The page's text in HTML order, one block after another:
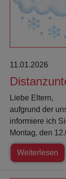
11.01.2026
Liebe Eltern,
aufgrund der
informiere ich
Montag, den
Weiterlesen